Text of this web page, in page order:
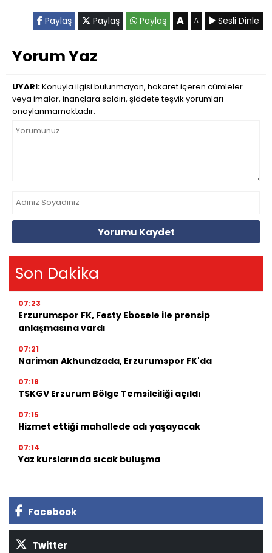
Paylaş Paylaş Paylaş A A Sesli Dinle
Yorum Yaz
UYARI:Konuyla ilgisi bulunmayan, hakaret içeren cümleler
veya imalar, inançlara saldırı, şiddete teşvik yorumları
onaylanmamaktadır.
Yorumu Kaydet
Son Dakika
07:23
Erzurumspor FK, Festy Ebosele ile prensip
anlaşmasına vardı
07:21
Nariman Akhundzada, Erzurumspor FK'da
07:18
TSKGV Erzurum Bölge Temsilciliği açıldı
07:15
Hizmet ettiği mahallede adı yaşayacak
07:14
Yaz kurslarında sıcak buluşma
Facebook
Twitter